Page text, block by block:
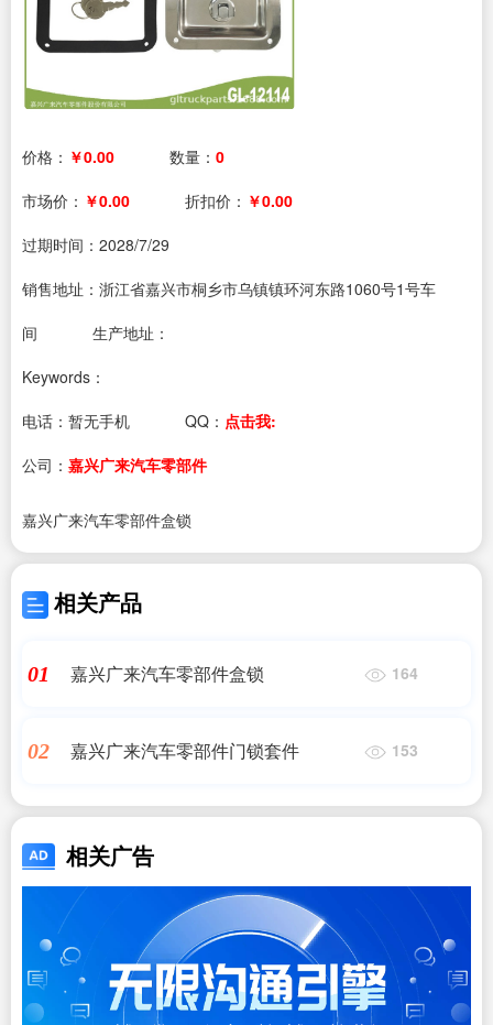
价格： ￥0.00 数量： 0
市场价： ￥0.00 折扣价： ￥0.00
过期时间： 2028/7/29
销售地址：浙江省嘉兴市桐乡市乌镇镇环河东路1060号1号车
间
生产地址：
Keywords：
电话： 暂无手机 QQ： 点击我:
公司： 嘉兴广来汽车零部件
嘉兴广来汽车零部件盒锁
相关产品
01 嘉兴广来汽车零部件盒锁 164
02 嘉兴广来汽车零部件门锁套件 153
相关广告